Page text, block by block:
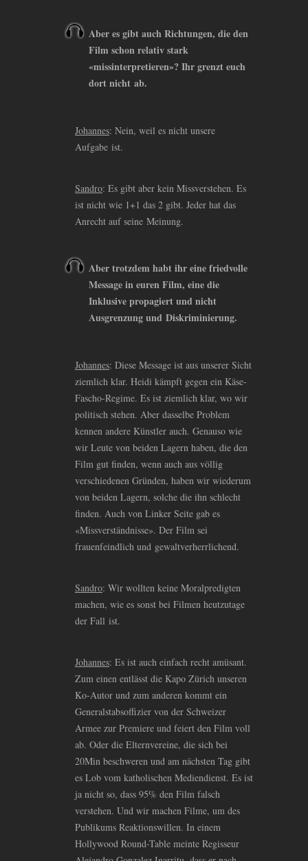
Aber es gibt auch Richtungen, die den
Film schon relativ stark
«missinterpretieren»? Ihr grenzt euch
dort nicht ab.
Johannes: Nein, weil es nicht unsere
Aufgabe ist.
Sandro: Es gibt aber kein Missverstehen. Es
ist nicht wie 1+1 das 2 gibt. Jeder hat das
Anrecht auf seine Meinung.
Aber trotzdem habt ihr eine friedvolle
Message in euren Film, eine die
Inklusive propagiert und nicht
Ausgrenzung und Diskriminierung.
Johannes: Diese Message ist aus unserer Sicht
ziemlich klar. Heidi kämpft gegen ein Käse-
Fascho-Regime. Es ist ziemlich klar, wo wir
politisch stehen. Aber dasselbe Problem
kennen andere Künstler auch. Genauso wie
wir Leute von beiden Lagern haben, die den
Film gut finden, wenn auch aus völlig
verschiedenen Gründen, haben wir wiederum
von beiden Lagern, solche die ihn schlecht
finden. Auch von Linker Seite gab es
«Missverständnisse». Der Film sei
frauenfeindlich und gewaltverherrlichend.
Sandro: Wir wollten keine Moralpredigten
machen, wie es sonst bei Filmen heutzutage
der Fall ist.
Johannes: Es ist auch einfach recht amüsant.
Zum einen entlässt die Kapo Zürich unseren
Ko-Autor und zum anderen kommt ein
Generalstabsoffizier von der Schweizer
Armee zur Premiere und feiert den Film voll
ab. Oder die Elternvereine, die sich bei
20Min beschweren und am nächsten Tag gibt
es Lob vom katholischen Mediendienst. Es ist
ja nicht so, dass 95% den Film falsch
verstehen. Und wir machen Filme, um des
Publikums Reaktionswillen. In einem
Hollywood Round-Table meinte Regisseur